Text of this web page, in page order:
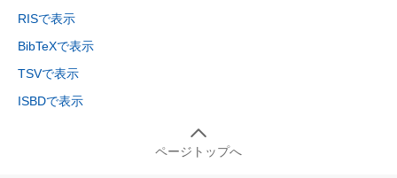
RISで表示
BibTeXで表示
TSVで表示
ISBDで表示
ページトップへ